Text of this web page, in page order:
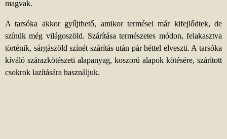
magvak.
A tarsóka akkor gyűjthető, amikor termései már kifejlődtek, de
színük még világoszöld. Szárítása természetes módon, felakasztva
történik, sárgászöld színét szárítás után pár héttel elveszti. A tarsóka
kíváló szárazkötészeti alapanyag, koszorú alapok kötésére, szárított
csokrok lazítására használjuk.